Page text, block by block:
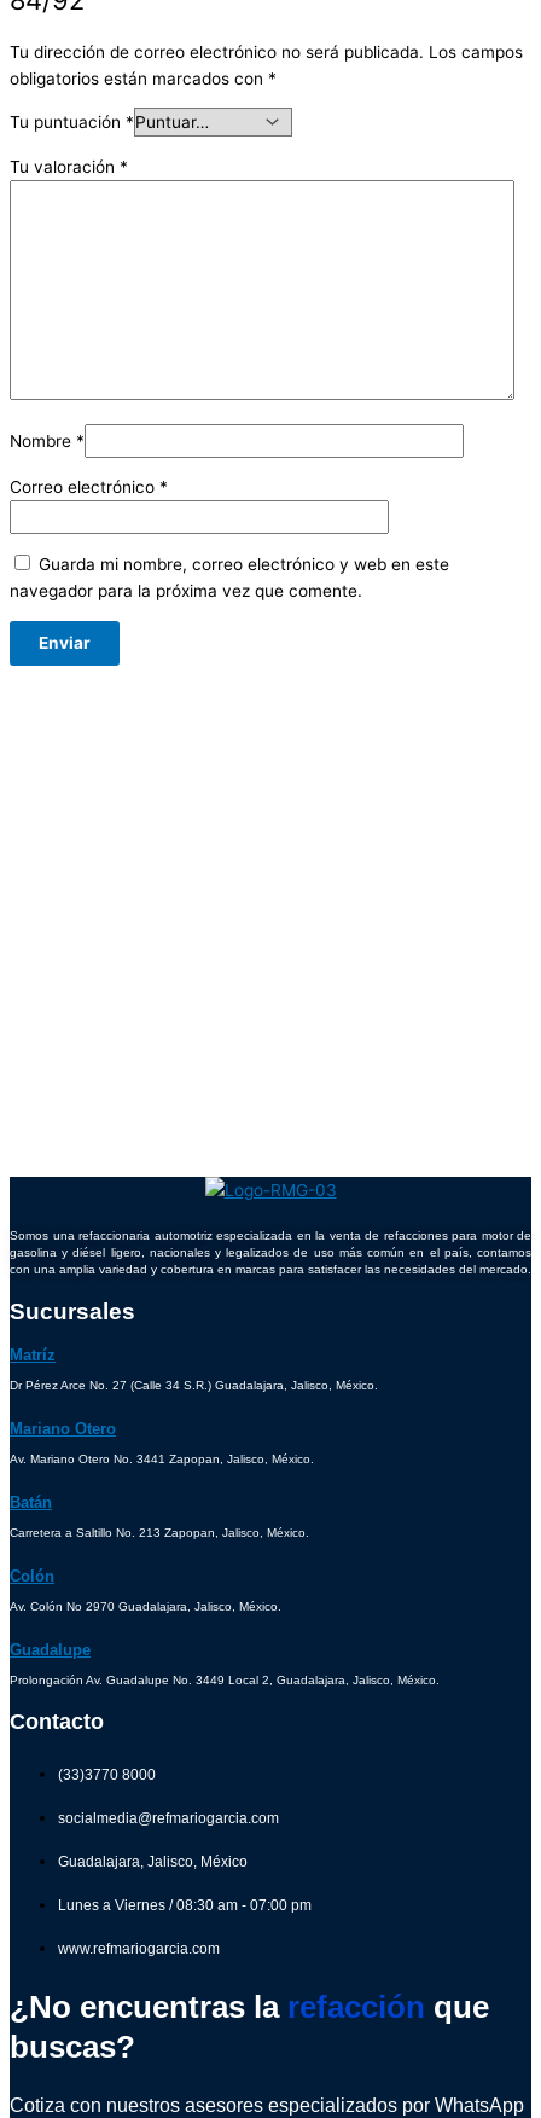
Tu dirección de correo electrónico no será publicada. Los campos
obligatorios están marcados con *
Tu puntuación *
Tu valoración *
Nombre *
Correo electrónico *
Guarda mi nombre, correo electrónico y web en este
navegador para la próxima vez que comente.
Somos una refaccionaria automotriz especializada en la venta de refacciones para motor de
gasolina y diésel ligero, nacionales y legalizados de uso más común en el país, contamos
con una amplia variedad y cobertura en marcas para satisfacer las necesidades del mercado.
Sucursales
Matríz
Dr Pérez Arce No. 27 (Calle 34 S.R.) Guadalajara, Jalisco, México.
Mariano Otero
Av. Mariano Otero No. 3441 Zapopan, Jalisco, México.
Batán
Carretera a Saltillo No. 213 Zapopan, Jalisco, México.
Colón
Av. Colón No 2970 Guadalajara, Jalisco, México.
Guadalupe
Prolongación Av. Guadalupe No. 3449 Local 2, Guadalajara, Jalisco, México.
Contacto
(33)3770 8000
socialmedia@refmariogarcia.com
Guadalajara, Jalisco, México
Lunes a Viernes / 08:30 am - 07:00 pm
www.refmariogarcia.com
¿No encuentras la refacción que
buscas?
Cotiza con nuestros asesores especializados por WhatsApp